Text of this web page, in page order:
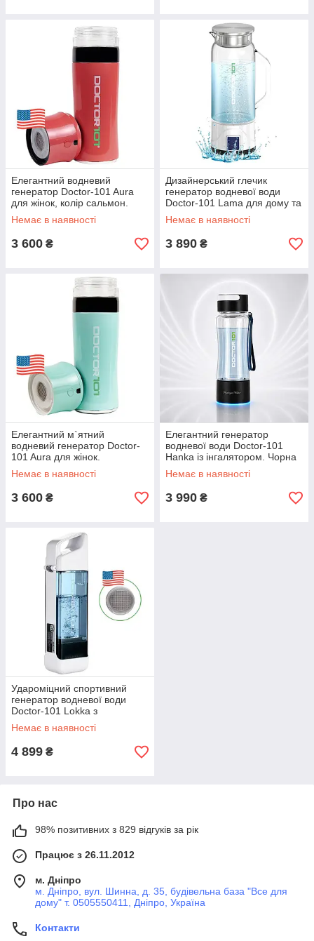
Елегантний водневий
генератор Doctor-101 Aura
для жінок, колір сальмон.
Компактна протиударна
воднева пляшка SPE/PEM на
Немає в наявності
3 600 ₴
Дизайнерський глечик
генератор водневої води
Doctor-101 Lama для дому та
офісу з боросилікатного скла
із зарядкою від USB, на 1 л.
Немає в наявності
3 890 ₴
Елегантний м`ятний
водневий генератор Doctor-
101 Aura для жінок.
Компактна протиударна
воднева пляшка SPE/PEM на
Немає в наявності
3 600 ₴
Елегантний генератор
водневої води Doctor-101
Hanka із інгалятором. Чорна
воднева пляшка з потужним
акумулятором, на 380 мл.
Немає в наявності
3 990 ₴
Удароміцний спортивний
генератор водневої води
Doctor-101 Lokka з
мембраною DuPont (США та
Південна Корея). Воднева
Немає в наявності
4 899 ₴
Про нас
98% позитивних з 829 відгуків за рік
Працює з 26.11.2012
м. Дніпро
м. Дніпро, вул. Шинна, д. 35, будівельна база "Все для
дому" т. 0505550411, Дніпро, Україна
Контакти